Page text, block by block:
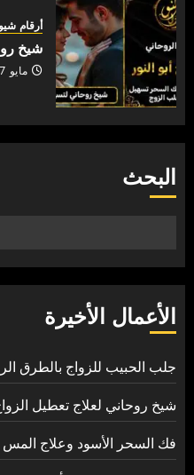
أرقام
شيخ
مايو 7, 2026
البحث
الأعمال الأخيرة
جلب الحبيب للزواج بالطرق
شيخ روحاني لعلاج تعطيل
فك السحر الأسود وعلاج المس